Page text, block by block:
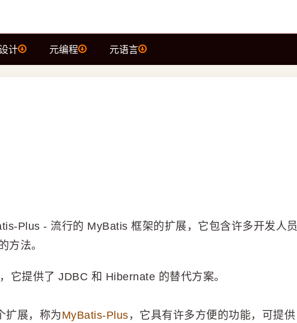
计 元编程 元语言
Plus - 流行的 MyBatis 框架的扩展，它包含许多开发人员
方法。
它提供了 JDBC 和 Hibernate 的替代方案。
扩展，称为MyBatis-Plus ，它具有许多方便的功能，可提供